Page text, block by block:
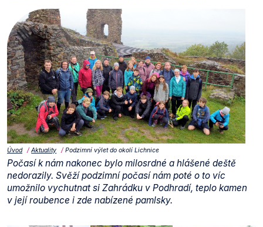
Úvod Aktuality Podzimní výlet do okolí Lichnice
Počasí k nám nakonec bylo milosrdné a hlášené deště
nedorazily. Svěží podzimní počasí nám poté o to víc
umožnilo vychutnat si Zahrádku v Podhradí, teplo kamen
v její roubence i zde nabízené pamlsky.